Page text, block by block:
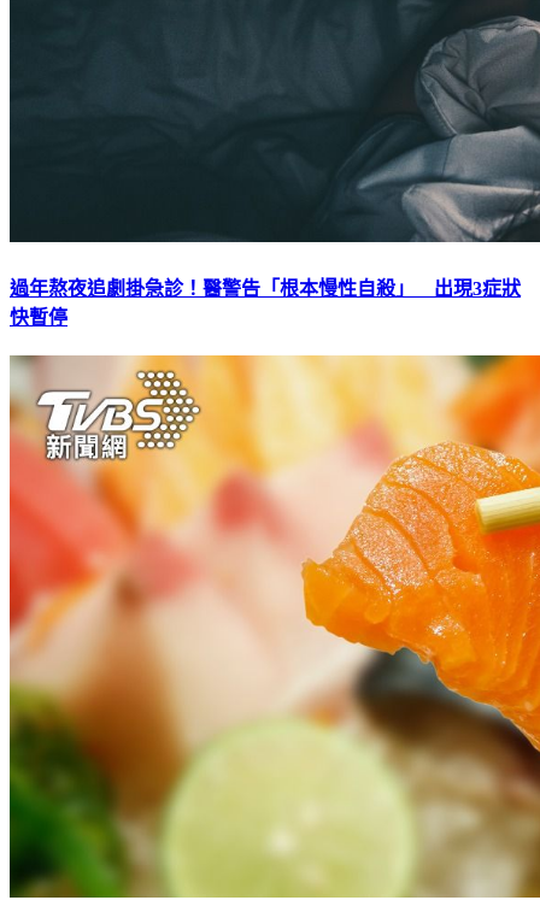
過年熬夜追劇掛急診！醫警告「根本慢性自殺」 出現3症狀
快暫停